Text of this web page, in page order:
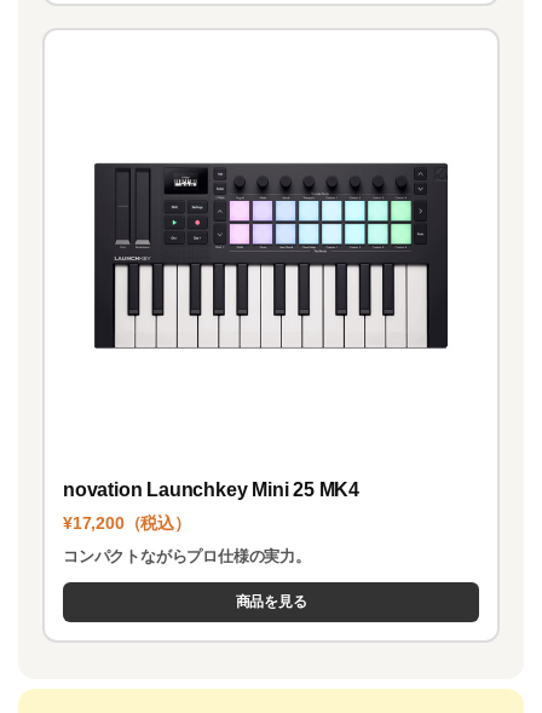
novation Launchkey Mini 25 MK4
¥17,200（税込）
コンパクトながらプロ仕様の実力。
商品を見る